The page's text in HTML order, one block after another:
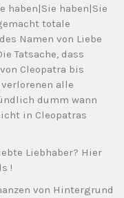
haben|Sie haben|Sie
totale
Namen von Liebe
Tatsache, dass
Cleopatra bis
alle
dumm wann
in Cleopatras
Liebhaber? Hier
!
von Hintergrund